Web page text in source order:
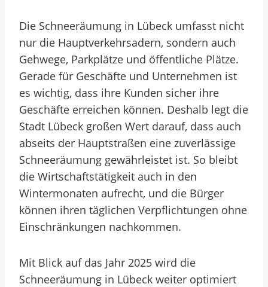
Die Schneeräumung in Lübeck umfasst nicht
nur die Hauptverkehrsadern, sondern auch
Gehwege, Parkplätze und öffentliche Plätze.
Gerade für Geschäfte und Unternehmen ist
es wichtig, dass ihre Kunden sicher ihre
Geschäfte erreichen können. Deshalb legt die
Stadt Lübeck großen Wert darauf, dass auch
abseits der Hauptstraßen eine zuverlässige
Schneeräumung gewährleistet ist. So bleibt
die Wirtschaftstätigkeit auch in den
Wintermonaten aufrecht, und die Bürger
können ihren täglichen Verpflichtungen ohne
Einschränkungen nachkommen.
Mit Blick auf das Jahr 2025 wird die
Schneeräumung in Lübeck weiter optimiert